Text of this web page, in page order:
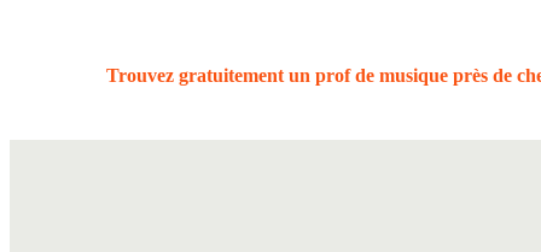
Trouvez gratuitement un prof de musique près de